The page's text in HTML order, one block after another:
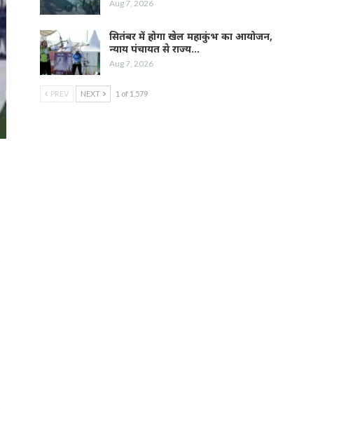
Aug 7, 2026
सितंबर में होगा खेल महाकुंभ का आयोजन,
न्याय पंचायत से राज्य…
Aug 7, 2026
PREV NEXT 1 of 1,579